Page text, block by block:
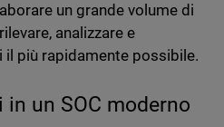
un grande volume di
analizzare e
più rapidamente possibile.
in un SOC moderno